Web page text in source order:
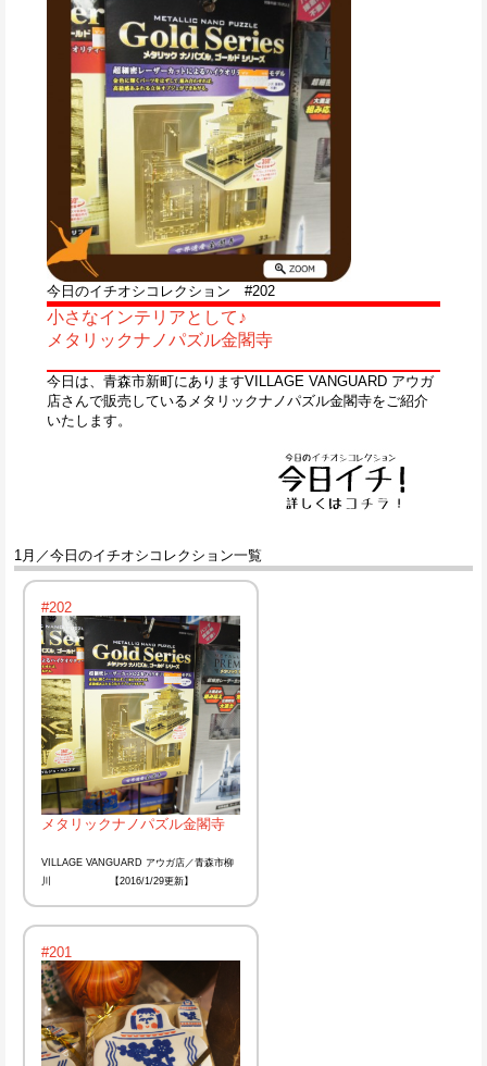
今日のイチオシコレクション #202
小さなインテリアとして♪
メタリックナノパズル金閣寺
今日は、青森市新町にありますVILLAGE VANGUARD アウガ
店さんで販売しているメタリックナノパズル金閣寺をご紹介
いたします。
1月／今日のイチオシコレクション一覧
#202
メタリックナノパズル金閣寺
VILLAGE VANGUARD アウガ店／青森市柳
川 【2016/1/29更新】
#201